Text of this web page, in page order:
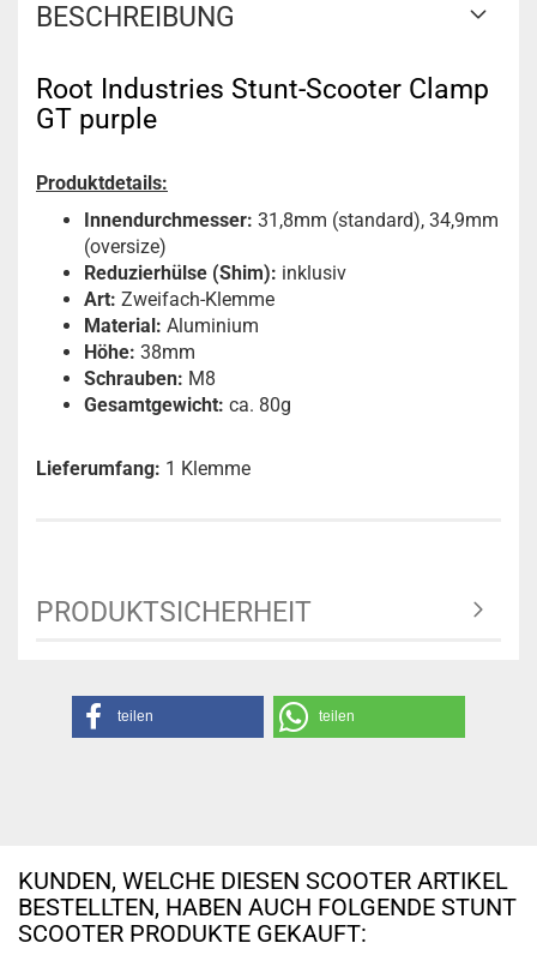
BESCHREIBUNG
Root Industries Stunt-Scooter Clamp
GT purple
Produktdetails:
Innendurchmesser: 31,8mm (standard), 34,9mm
(oversize)
Reduzierhülse (Shim): inklusiv
Art: Zweifach-Klemme
Material: Aluminium
Höhe: 38mm
Schrauben: M8
Gesamtgewicht: ca. 80g
Lieferumfang: 1 Klemme
PRODUKTSICHERHEIT
teilen teilen
KUNDEN, WELCHE DIESEN SCOOTER ARTIKEL
BESTELLTEN, HABEN AUCH FOLGENDE STUNT
SCOOTER PRODUKTE GEKAUFT: